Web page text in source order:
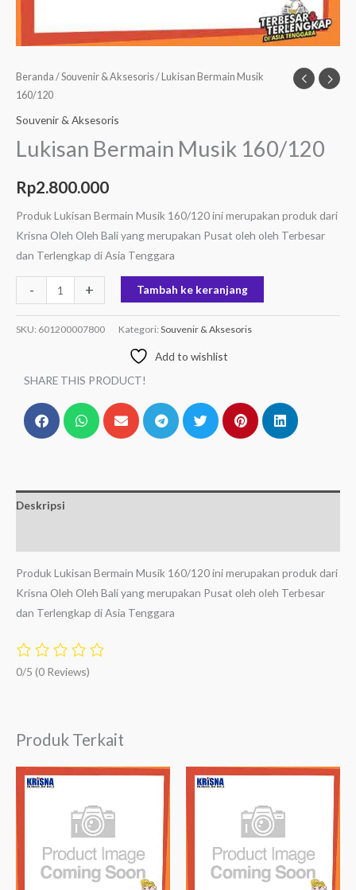
Beranda /Souvenir & Aksesoris/ Lukisan Bermain Musik
160/120
Souvenir & Aksesoris
Lukisan Bermain Musik 160/120
Rp2.800.000
Produk Lukisan Bermain Musik 160/120 ini merupakan produk dari
Krisna Oleh Oleh Bali yang merupakan Pusat oleh oleh Terbesar
dan Terlengkap di Asia Tenggara
- + Tambah ke keranjang
SKU: 601200007800 Kategori: Souvenir & Aksesoris
Add to wishlist
SHARE THIS PRODUCT!
Deskripsi
Produk Lukisan Bermain Musik 160/120 ini merupakan produk dari
Krisna Oleh Oleh Bali yang merupakan Pusat oleh oleh Terbesar
dan Terlengkap di Asia Tenggara
0/5 (0 Reviews)
Produk Terkait